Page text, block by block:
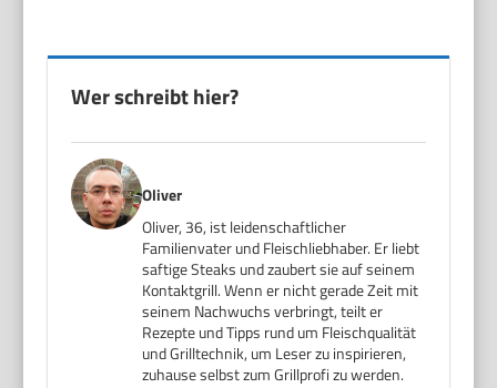
Wer schreibt hier?
Oliver
Oliver, 36, ist leidenschaftlicher
Familienvater und Fleischliebhaber. Er liebt
saftige Steaks und zaubert sie auf seinem
Kontaktgrill. Wenn er nicht gerade Zeit mit
seinem Nachwuchs verbringt, teilt er
Rezepte und Tipps rund um Fleischqualität
und Grilltechnik, um Leser zu inspirieren,
zuhause selbst zum Grillprofi zu werden.